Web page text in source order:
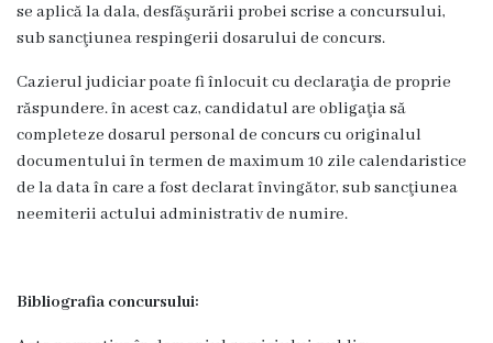
financiară
Bugetul
Local
Bugetare
Participativă
locale
se aplică la dala, desfăşurării probei scrise a concursului,
sub sancţiunea respingerii dosarului de concurs.
Cazierul judiciar poate fi înlocuit cu declaraţia de proprie
răspundere. în acest caz, candidatul are obligaţia să
completeze dosarul personal de concurs cu originalul
documentului în termen de maximum 10 zile calendaristice
de la data în care a fost declarat învingător, sub sancţiunea
neemiterii actului administrativ de numire.
Bibliografia concursului: